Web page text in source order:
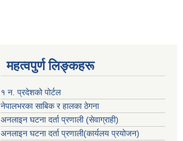
महत्वपुर्ण लिङ्कहरू
१ न. प्रदेशको पोर्टल
नेपालभरका साबिक र हालका ठेगना
अनलाइन घटना दर्ता प्रणाली (सेवाग्राही)
अनलाइन घटना दर्ता प्रणाली(कार्यलय प्रयोजन)